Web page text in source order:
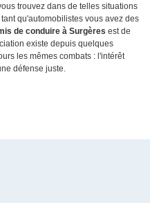
trouvez dans de telles situations
qu'automobilistes vous avez des
de conduire à Surgères est de
existe depuis quelques
les mêmes combats : l'intérêt
défense juste.